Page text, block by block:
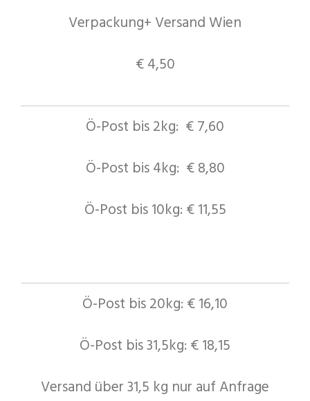
Verpackung+ Versand Wien
€ 4,50
Ö-Post bis 2kg: € 7,60
Ö-Post bis 4kg: € 8,80
Ö-Post bis 10kg: € 11,55
Ö-Post bis 20kg: € 16,10
Ö-Post bis 31,5kg: € 18,15
Versand über 31,5 kg nur auf Anfrage